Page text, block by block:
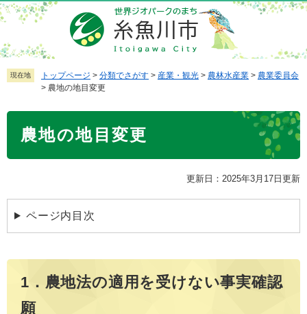
ペ
ー
ジ
の
先
メ
ニ
ュ
ー
を
本
現在地 トップページ > 分類でさがす > 産業・観光 > 農林水産業 > 農業委員会
> 農地の地目変更
農地の地目変更
更新日：2025年3月17日更新
ページ内目次
1．農地法の適用を受けない事実確認
願